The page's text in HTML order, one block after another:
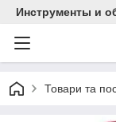
Инструменты и
Товари та